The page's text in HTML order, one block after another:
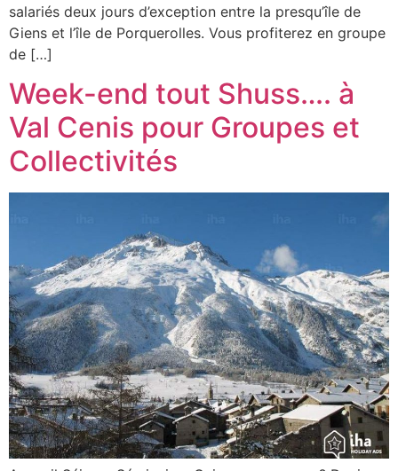
salariés deux jours d’exception entre la presqu’île de
Giens et l’île de Porquerolles. Vous profiterez en groupe
de […]
Week-end tout Shuss…. à
Val Cenis pour Groupes et
Collectivités